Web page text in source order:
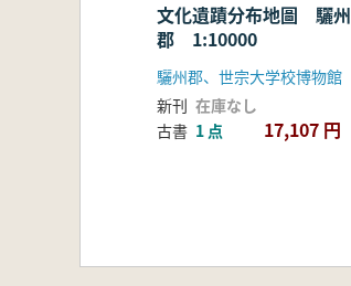
文化遺蹟分布地圖 驪州
郡 1:10000
驪州郡、世宗大学校博物館
新刊 在庫なし
古書 1 点 17,107 円